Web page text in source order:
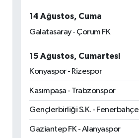
14 Ağustos, Cuma
Galatasaray - Çorum FK
15 Ağustos, Cumartesi
Konyaspor - Rizespor
Kasımpaşa - Trabzonspor
Gençlerbirliği S.K. - Fenerbahçe
Gaziantep FK - Alanyaspor